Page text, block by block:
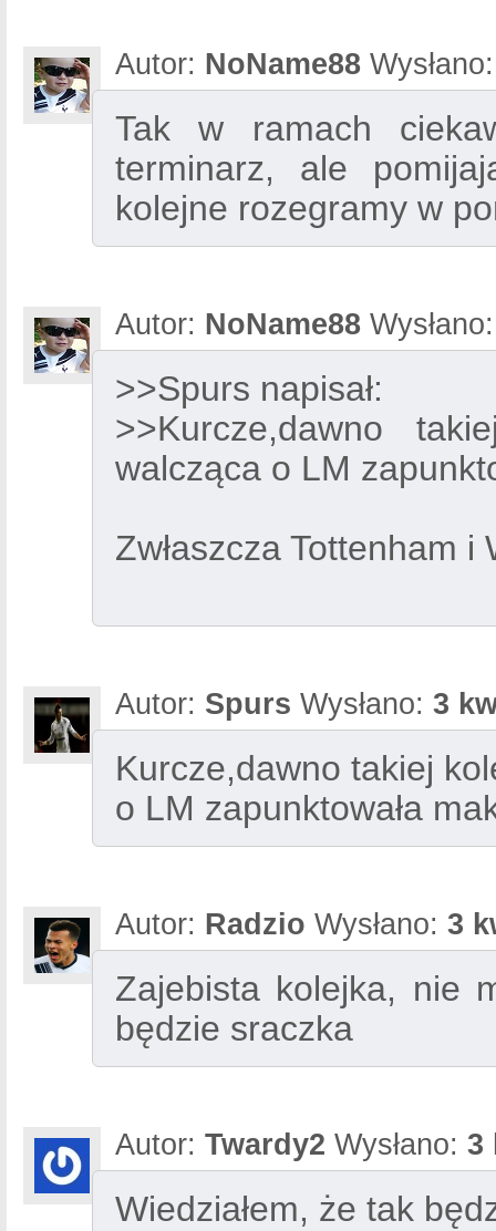
Autor: NoName88
Tak w ramach
terminarz, ale
kolejne rozegramy w
Autor: NoName88
>>Spurs napisał:
>>Kurcze,dawno
walcząca o LM
Zwłaszcza Tottenham i
Autor: Spurs Wysłano: 3
Kurcze,dawno takiej
o LM zapunktowała
Autor: Radzio Wysłano: 3
Zajebista kolejka, nie
będzie sraczka
Autor: Twardy2 Wysłano: 3
Wiedziałem, że tak